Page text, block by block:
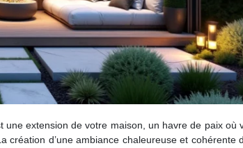
une extension de votre maison, un havre de paix où
création d’une ambiance chaleureuse et cohérente